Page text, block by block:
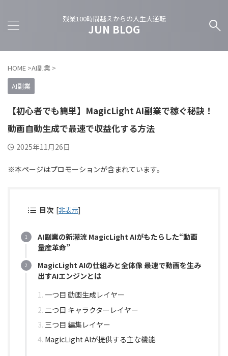
残業100時間越えからの人生大逆転
JUN BLOG
HOME >AI副業 >
AI副業
【初心者でも簡単】MagicLight AI副業で稼ぐ秘訣！
動画自動生成で最速で収益化する方法
2025年11月26日
※本ページはプロモーションが含まれています。
目次 [非表示]
AI副業の新潮流 MagicLight AIがもたらした“動画
量産革命”
MagicLight AIの仕組みと全体像 最速で動画を生み
出すAIエンジンとは
一つ目 動画生成レイヤー
二つ目 キャラクターレイヤー
三つ目 編集レイヤー
MagicLight AIが提供する主な機能